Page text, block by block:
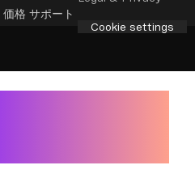
価格 サポート
Cookie settings